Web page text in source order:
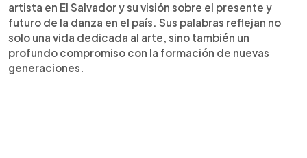
artista en El Salvador y su visión sobre el presente y
futuro de la danza en el país. Sus palabras reflejan no
solo una vida dedicada al arte, sino también un
profundo compromiso con la formación de nuevas
generaciones.